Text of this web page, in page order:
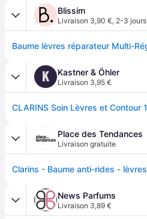
Blissim
Livraison 3,90 €, 2-3 jours
K Kastner & Öhler
Livraison 3,95 €
Place des Tendances
Livraison gratuite
News Parfums
Livraison 3,89 €